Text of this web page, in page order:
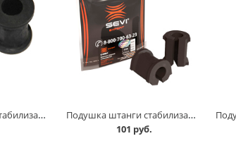
Подушка штанги стабилизатора 1118,2170 Балаково в Кургане Подушка штанги стабилизатора 1118,2170 к-т, СЭВИ Эксперт в Кургане
101 руб.